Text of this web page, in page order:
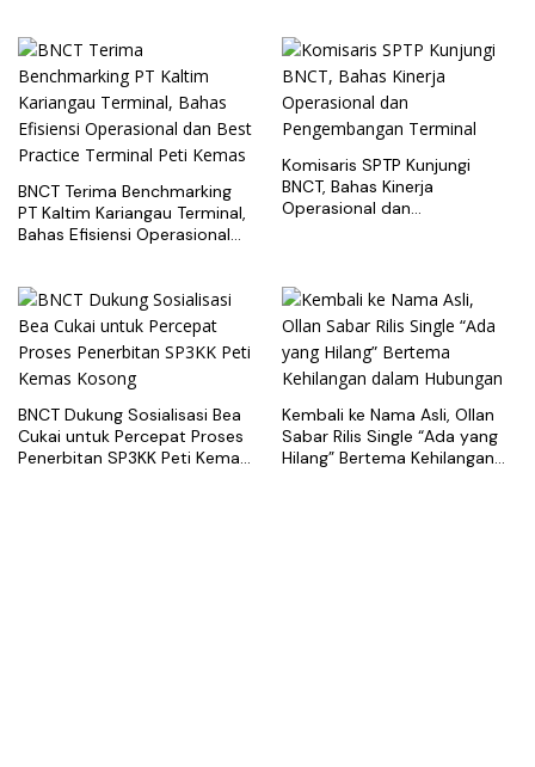
BNCT Terima Benchmarking
PT Kaltim Kariangau Terminal,
Bahas Efisiensi Operasional
Komisaris SPTP Kunjungi
BNCT, Bahas Kinerja
Operasional dan
BNCT Dukung Sosialisasi Bea
Cukai untuk Percepat Proses
Penerbitan SP3KK Peti Kemas
Kembali ke Nama Asli, Ollan
Sabar Rilis Single “Ada yang
Hilang” Bertema Kehilangan